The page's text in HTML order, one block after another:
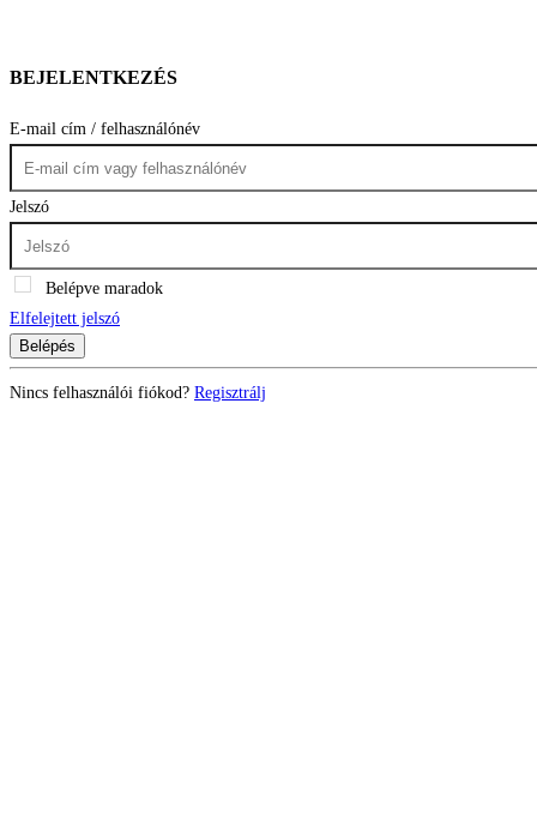
BEJELENTKEZÉS
E-mail cím / felhasználónév
Jelszó
Belépve maradok
Elfelejtett jelszó
Belépés
Nincs felhasználói fiókod? Regisztrálj